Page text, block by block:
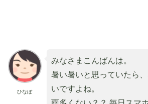
ひなぼ
みなさまこんばんは。
暑い暑いと思っていたら
いですよね。